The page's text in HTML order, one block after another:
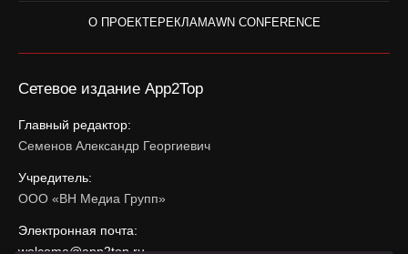
О ПРОЕКТЕРЕКЛАМАWN CONFERENCE
Сетевое издание App2Top
Главный редактор:
Семенов Александр Георгиевич
Учредитель:
ООО «ВН Медиа Групп»
Электронная почта: